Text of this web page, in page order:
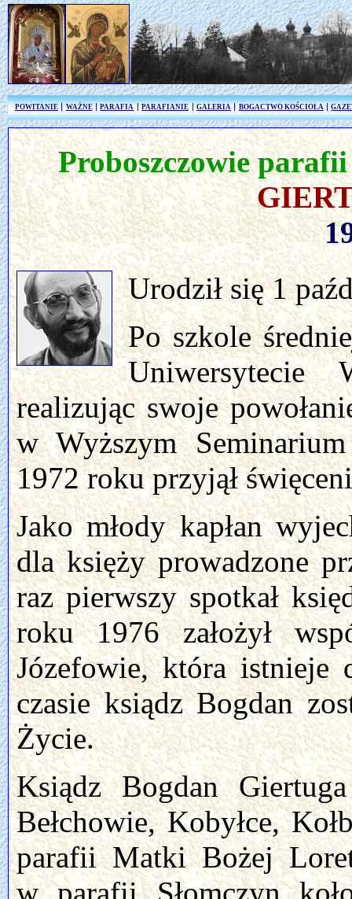
POWITANIE WAŻNE PARAFIA PARAFIANIE GALERIA BOGACTWO KOŚCIOŁA
Proboszczowie
Urodził się 1
Po szkole
Uniwersytecie
realizując swoje
w Wyższym
1972 roku przyjął
Jako młody kapłan
dla księży prowadzone
raz pierwszy spotkał
roku 1976 założył
Józefowie, która istnieje
czasie ksiądz Bogdan
Życie.
Ksiądz Bogdan
Bełchowie, Kobyłce,
parafii Matki Bożej